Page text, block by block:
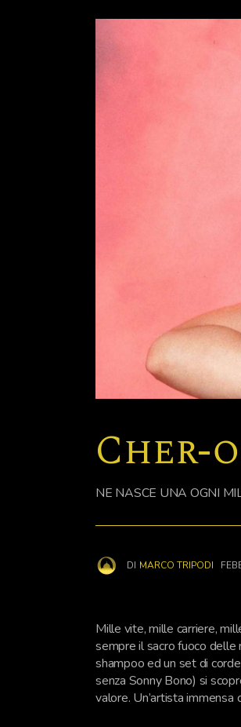
Cher-
NE NASCE UNA OGNI
DI MARCO TRIPODI
Mille vite, mille carriere,
sempre il sacro fuoco delle
shampoo ed un set di
senza Sonny Bono) si
valore. Un’artista